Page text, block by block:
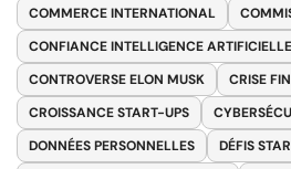
COMMERCE INTERNATIONAL
CONFIANCE INTELLIGENCE ARTIFICIELLE
CONTROVERSE ELON MUSK
CRISE
CROISSANCE START-UPS
DONNÉES PERSONNELLES
DÉFIS